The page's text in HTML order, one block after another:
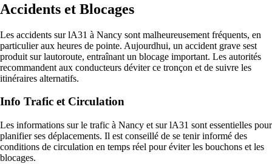
Accidents et Blocages
Les accidents sur lA31 à Nancy sont malheureusement fréquents, en
particulier aux heures de pointe. Aujourdhui, un accident grave sest
produit sur lautoroute, entraînant un blocage important. Les autorités
recommandent aux conducteurs déviter ce tronçon et de suivre les
itinéraires alternatifs.
Info Trafic et Circulation
Les informations sur le trafic à Nancy et sur lA31 sont essentielles pour
planifier ses déplacements. Il est conseillé de se tenir informé des
conditions de circulation en temps réel pour éviter les bouchons et les
blocages.